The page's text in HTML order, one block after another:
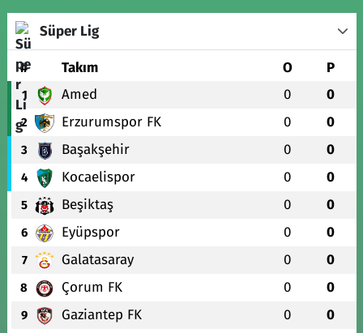
Süper Lig
# Takım O P
1 Amed 0 0
2 Erzurumspor FK 0 0
3 Başakşehir 0 0
4 Kocaelispor 0 0
5 Beşiktaş 0 0
6 Eyüpspor 0 0
7 Galatasaray 0 0
8 Çorum FK 0 0
9 Gaziantep FK 0 0